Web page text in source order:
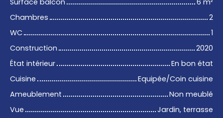
Surface balcon
6 m²
Chambres
2
WC
1
Construction
2020
État intérieur
En bon état
Cuisine
Equipée/Coin cuisine
Ameublement
Non meublé
Vue
Jardin, terrasse